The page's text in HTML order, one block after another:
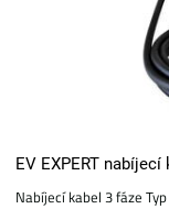
EV EXPERT
Nabíjecí kabel 3 fáze